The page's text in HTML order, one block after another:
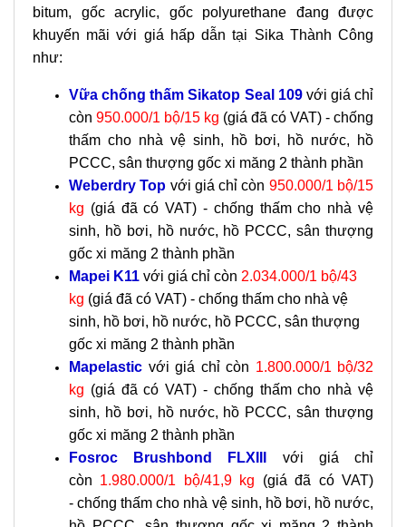
bitum, gốc acrylic, gốc polyurethane đang được
khuyến mãi với giá hấp dẫn tại Sika Thành Công
như:
Vữa chống thấm Sikatop Seal 109 với giá chỉ
còn 950.000/1 bộ/15 kg (giá đã có VAT) - chống
thấm cho nhà vệ sinh, hồ bơi, hồ nước, hồ
PCCC, sân thượng gốc xi măng 2 thành phần
Weberdry Top với giá chỉ còn 950.000/1 bộ/15
kg (giá đã có VAT) - chống thấm cho nhà vệ
sinh, hồ bơi, hồ nước, hồ PCCC, sân thượng
gốc xi măng 2 thành phần
Mapei K11 với giá chỉ còn 2.034.000/1 bộ/43
kg (giá đã có VAT) - chống thấm cho nhà vệ
sinh, hồ bơi, hồ nước, hồ PCCC, sân thượng
gốc xi măng 2 thành phần
Mapelastic với giá chỉ còn 1.800.000/1 bộ/32
kg (giá đã có VAT) - chống thấm cho nhà vệ
sinh, hồ bơi, hồ nước, hồ PCCC, sân thượng
gốc xi măng 2 thành phần
Fosroc Brushbond FLXIII với giá chỉ
còn 1.980.000/1 bộ/41,9 kg (giá đã có VAT)
-chống thấm cho nhà vệ sinh, hồ bơi, hồ nước,